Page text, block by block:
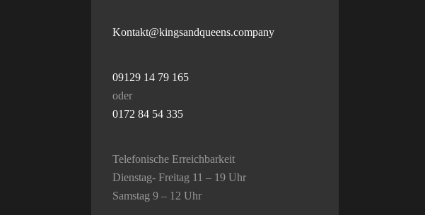
Kontakt@kingsandqueens.company
09129 14 79 165
oder
0172 84 54 335
Telefonische Erreichbarkeit
Dienstag- Freitag 11 – 19 Uhr
Samstag 9 – 12 Uhr